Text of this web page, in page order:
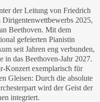
der Leitung von Friedrich
Dirigentenwettbewerbs 2025,
Beethoven. Mit dem
gefeierten Pianistin
seit Jahren eng verbunden,
in das Beethoven-Jahr 2027.
Konzert exemplarisch für
Gleisen: Durch die absolute
wird der Geist der
integriert.